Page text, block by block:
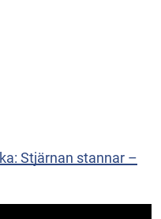
Stjärnan stannar –